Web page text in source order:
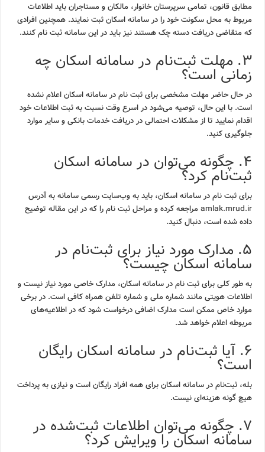
مطابق قانون، تمامی سرپرستان خانوار، مالکان و مستاجران باید اطلاعات
مربوط به محل سکونت خود را در سامانه اسکان ثبت نمایند. همچنین افرادی
که متقاضی دریافت دسته چک هستند نیز باید در این سامانه ثبت نام کنند.
۳. مهلت ثبت‌نام در سامانه اسکان چه
زمانی است؟
در حال حاضر مهلت مشخصی برای ثبت نام در سامانه اسکان اعلام نشده
است. با این حال، توصیه می‌شود در اسرع وقت نسبت به ثبت اطلاعات خود
اقدام نمایید تا از مشکلات احتمالی در دریافت خدمات بانکی و سایر موارد
جلوگیری کنید.
۴. چگونه می‌توان در سامانه اسکان
ثبت‌نام کرد؟
برای ثبت نام در سامانه اسکان، باید به وب‌سایت رسمی سامانه به آدرس
amlak.mrud.ir مراجعه کرده و مراحل ثبت نام را که در این مقاله توضیح
داده شده است، دنبال کنید.
۵. مدارک مورد نیاز برای ثبت‌نام در
سامانه اسکان چیست؟
به طور کلی برای ثبت نام در سامانه اسکان، مدارک خاصی مورد نیاز نیست و
اطلاعات هویتی مانند شماره ملی و شماره تلفن همراه کافی است. در برخی
موارد خاص ممکن است مدارک اضافی درخواست شود که در اطلاعیه‌های
مربوطه اعلام خواهد شد.
۶. آیا ثبت‌نام در سامانه اسکان رایگان
است؟
بله، ثبت‌نام در سامانه اسکان برای همه افراد رایگان است و نیازی به پرداخت
هیچ گونه هزینه‌ای نیست.
۷. چگونه می‌توان اطلاعات ثبت‌شده در
سامانه اسکان را ویرایش کرد؟